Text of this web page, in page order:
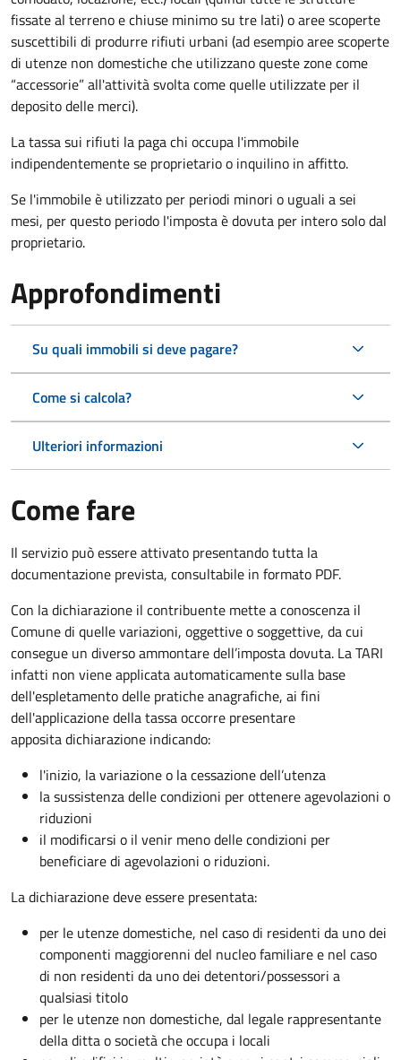
fissate al terreno e chiuse minimo su tre lati) o aree scoperte
suscettibili di produrre rifiuti urbani (ad esempio aree scoperte
di utenze non domestiche che utilizzano queste zone come
“accessorie” all'attività svolta come quelle utilizzate per il
deposito delle merci).
La tassa sui rifiuti la paga chi occupa l'immobile
indipendentemente se proprietario o inquilino in affitto.
Se l'immobile è utilizzato per periodi minori o uguali a sei
mesi, per questo periodo l'imposta è dovuta per intero solo dal
proprietario.
Approfondimenti
Su quali immobili si deve pagare?
Come si calcola?
Ulteriori informazioni
Come fare
Il servizio può essere attivato presentando tutta la
documentazione prevista, consultabile in formato PDF.
Con la dichiarazione il contribuente mette a conoscenza il
Comune di quelle variazioni, oggettive o soggettive, da cui
consegue un diverso ammontare dell’imposta dovuta. La TARI
infatti non viene applicata automaticamente sulla base
dell'espletamento delle pratiche anagrafiche, ai fini
dell'applicazione della tassa occorre presentare
apposita dichiarazione indicando:
l'inizio, la variazione o la cessazione dell’utenza
la sussistenza delle condizioni per ottenere agevolazioni o
riduzioni
il modificarsi o il venir meno delle condizioni per
beneficiare di agevolazioni o riduzioni.
La dichiarazione deve essere presentata:
per le utenze domestiche, nel caso di residenti da uno dei
componenti maggiorenni del nucleo familiare e nel caso
di non residenti da uno dei detentori/possessori a
qualsiasi titolo
per le utenze non domestiche, dal legale rappresentante
della ditta o società che occupa i locali